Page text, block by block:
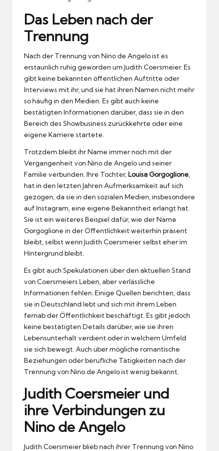
Das Leben nach der
Trennung
Nach der Trennung von Nino de Angelo ist es
erstaunlich ruhig geworden um Judith Coersmeier. Es
gibt keine bekannten öffentlichen Auftritte oder
Interviews mit ihr, und sie hat ihren Namen nicht mehr
so häufig in den Medien. Es gibt auch keine
bestätigten Informationen darüber, dass sie in den
Bereich des Showbusiness zurückkehrte oder eine
eigene Karriere startete.
Trotzdem bleibt ihr Name immer noch mit der
Vergangenheit von Nino de Angelo und seiner
Familie verbunden. Ihre Tochter, Louisa Gorgoglione
hat in den letzten Jahren Aufmerksamkeit auf sich
gezogen, da sie in den sozialen Medien, insbesondere
auf Instagram, eine eigene Bekanntheit erlangt hat.
Sie ist ein weiteres Beispiel dafür, wie der Name
Gorgoglione in der Öffentlichkeit weiterhin präsent
bleibt, selbst wenn Judith Coersmeier selbst eher im
Hintergrund bleibt.
Es gibt auch Spekulationen über den aktuellen Stand
von Coersmeiers Leben, aber verlässliche
Informationen fehlen. Einige Quellen berichten, dass
sie in Deutschland lebt und sich mit ihrem Leben
fernab der Öffentlichkeit beschäftigt. Es gibt jedoch
keine bestätigten Details darüber, wie sie ihren
Lebensunterhalt verdient oder in welchem Umfeld
sie sich bewegt. Auch über mögliche romantische
Beziehungen oder berufliche Tätigkeiten nach der
Trennung von Nino de Angelo ist wenig bekannt.
Judith Coersmeier und
ihre Verbindungen zu
Nino de Angelo
Judith Coersmeier blieb nach ihrer Trennung von Nino